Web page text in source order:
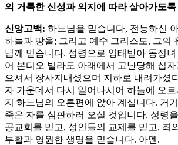
의 거룩한 신성과 의지에 따라 살아가도
신앙고백: 하느님을 믿습니다, 전능하신
하늘과 땅을; 그리고 예수 그리스도, 그의
님께 믿습니다. 성령으로 잉태받아 동정녀
어 본디오 빌라도 아래에서 고난당해 십
으셔서 장사지내셨으며 지하로 내려가셨
자 가운데서 다시 일어나시어 하늘에 오
지 하느님의 오른편에 앉아 계십니다. 거
죽은 자를 심판하러 오실 것입니다. 성령
공교회를 믿고, 성인들의 교제를 믿고, 죄
부활과 영원한 생명을 믿습니다. 아멘.